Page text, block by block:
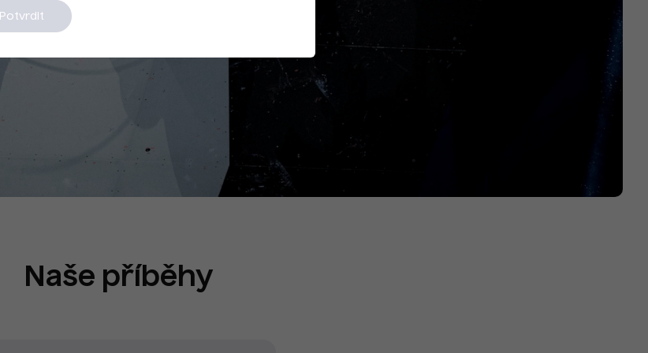
Naše příběhy
Potvrdit